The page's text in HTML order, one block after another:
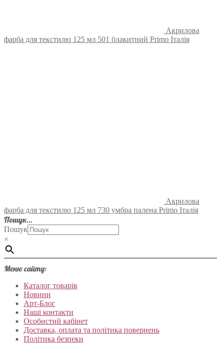
Акрилова
фарба для текстилю 125 мл 501 блакитний Primo Італія
Акрилова
фарба для текстилю 125 мл 730 умбра палена Primo Італія
Пошук…
Пошук
×
Меню сайту:
Каталог товарів
Новини
Арт-Блог
Наші контакти
Особистий кабінет
Доставка, оплата та політика повернень
Політика безпеки